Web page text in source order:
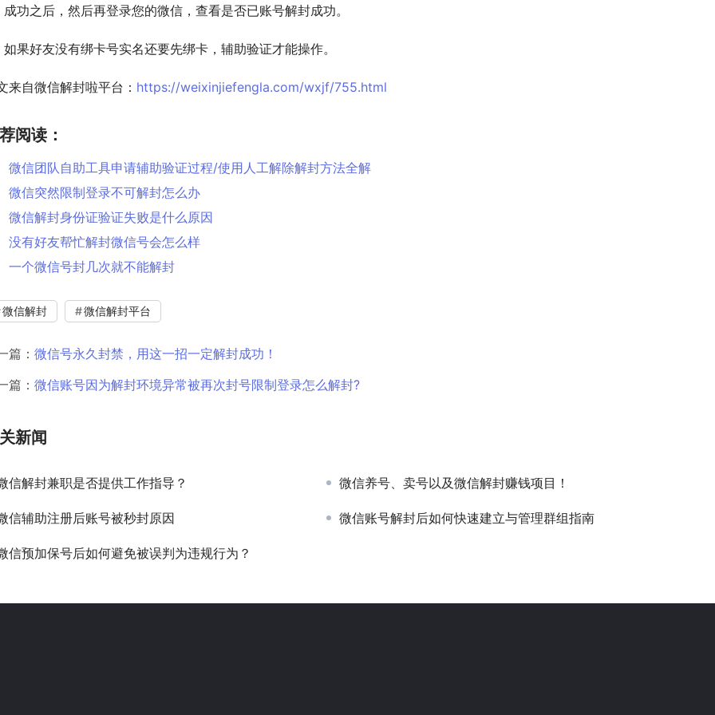
成功之后，然后再登录您的微信，查看是否已账号解封成功。
如果好友没有绑卡号实名还要先绑卡，辅助验证才能操作。
来自微信解封啦平台： https://weixinjiefengla.com/wxjf/755.html
阅读：
微信团队自助工具申请辅助验证过程/使用人工解除解封方法全解
微信突然限制登录不可解封怎么办
微信解封身份证验证失败是什么原因
没有好友帮忙解封微信号会怎么样
一个微信号封几次就不能解封
微信解封 微信解封平台
篇： 微信号永久封禁，用这一招一定解封成功！
篇： 微信账号因为解封环境异常被再次封号限制登录怎么解封?
新闻
信解封兼职是否提供工作指导？ 微信养号、卖号以及微信解封赚钱项目！
信辅助注册后账号被秒封原因 微信账号解封后如何快速建立与管理群组指南
信预加保号后如何避免被误判为违规行为？